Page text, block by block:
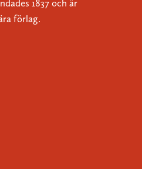
1837 och är
förlag.